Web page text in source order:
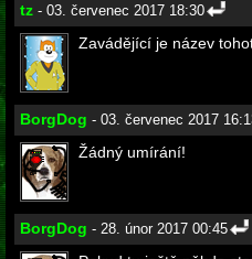
tz - 03. červenec 2017 18:30
Zavádějící je název
BorgDog - 03. červenec 2017
Žádný umírání!
BorgDog - 28. únor 2017 00:45